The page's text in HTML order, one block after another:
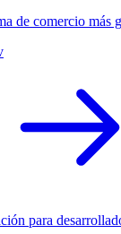
de comercio más
para